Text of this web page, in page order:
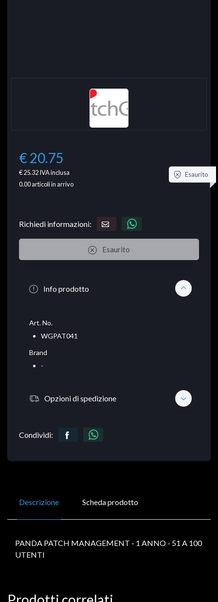
€ 20.75
€ 25.32IVA inclusa
0.00articoli in arrivo
Esaurito
Richiedi informazioni:
Esaurito
Info prodotto
Art. No.
WGPAT041
Brand
-
Opzioni di spedizione
Condividi:
Descrizione Scheda prodotto
PANDA PATCH MANAGEMENT - 1 ANNO - 51 A 100
UTENTI